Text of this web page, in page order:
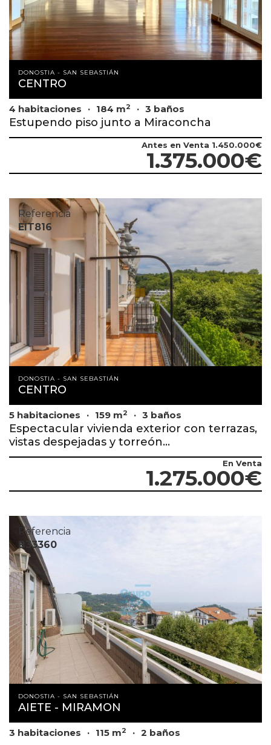
DONOSTIA - SAN SEBASTIÁN
CENTRO
4 habitaciones 184 m2 3 baños
Estupendo piso junto a Miraconcha
Antes en Venta 1.450.000€
1.375.000€
Referencia
EIT816
DONOSTIA - SAN SEBASTIÁN
CENTRO
5 habitaciones 159 m2 3 baños
Espectacular vivienda exterior con terrazas,
vistas despejadas y torreón...
En Venta
1.275.000€
Referencia
B33360
DONOSTIA - SAN SEBASTIÁN
AIETE - MIRAMON
3 habitaciones 115 m2 2 baños